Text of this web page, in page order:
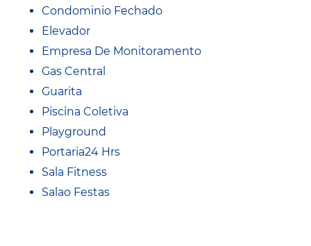
Condominio Fechado
Elevador
Empresa De Monitoramento
Gas Central
Guarita
Piscina Coletiva
Playground
Portaria24 Hrs
Sala Fitness
Salao Festas